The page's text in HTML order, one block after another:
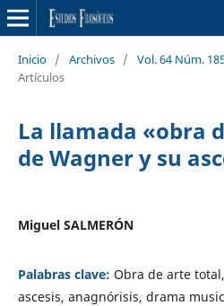
Inicio / Archivos / Vol. 64 Núm.
Artículos
La llamada «obra
de Wagner y su
Miguel SALMERÓN
Palabras clave: Obra de arte
ascesis, anagnórisis, drama